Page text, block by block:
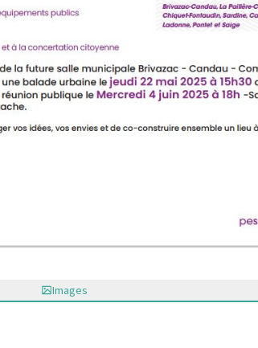
Images